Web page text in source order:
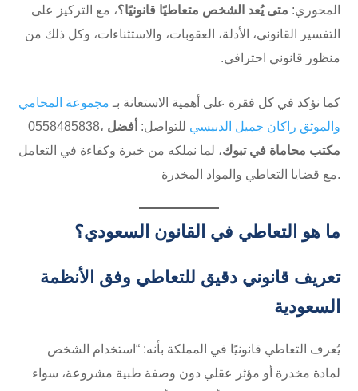
المحوري: متى يُعد الشخص متعاطيًا قانونيًا؟، مع التركيز على
التفسير القانوني، الأدلة، العقوبات، والاستثناءات، وكل ذلك من
منظور قانوني احترافي.
كما نؤكد في كل فقرة على أهمية الاستعانة بـ مجموعة المحامي
والموثق راكان جميل الدبيسي للتواصل: ⁦0558485838، أفضل
مكتب محاماة في تبوك، لما نملكه من خبرة وكفاءة في التعامل
مع قضايا التعاطي والمواد المخدرة.
ما هو التعاطي في القانون السعودي؟
تعريف قانوني دقيق للتعاطي وفق الأنظمة
السعودية
يُعرف التعاطي قانونيًا في المملكة بأنه: “استخدام الشخص
لمادة مخدرة أو مؤثر عقلي دون وصفة طبية مشروعة، سواء